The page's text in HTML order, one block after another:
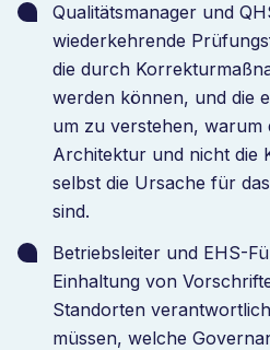
Qualitätsmanager und
wiederkehrende
die durch
werden können, und die
um zu verstehen, warum
Architektur und nicht die
selbst die Ursache für
sind.
Betriebsleiter und EHS-
Einhaltung von
Standorten
müssen, welche